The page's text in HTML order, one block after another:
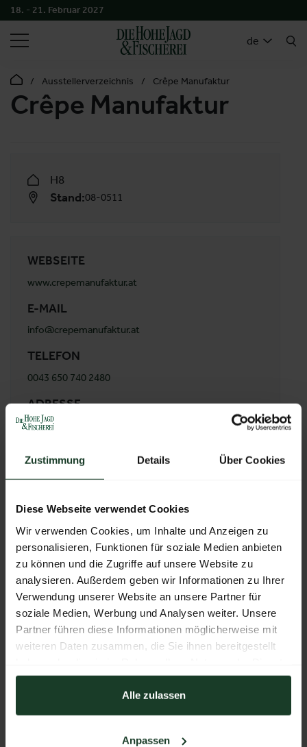
Zustimmung Details Über Cookies
Diese Webseite verwendet Cookies
Wir verwenden Cookies, um Inhalte und Anzeigen zu
personalisieren, Funktionen für soziale Medien anbieten
zu können und die Zugriffe auf unsere Website zu
analysieren. Außerdem geben wir Informationen zu Ihrer
Verwendung unserer Website an unsere Partner für
soziale Medien, Werbung und Analysen weiter. Unsere
Partner führen diese Informationen möglicherweise mit
weiteren Daten zusammen, die Sie ihnen bereitgestellt
gesammelt haben.
Alle zulassen
Anpassen
18. - 21. Februar 2027
de
SUCHEN
Ausstellerverzeichnis Crêpe Manufaktur
Crêpe Manufaktur
H8
Stand:08-0511
WEBSEITE
www.crepemanufaktur.at
E-MAIL
info@crepemanufaktur.at
TELEFON
0043 650 740 2480
ADRESSE
Crêpe Manufaktur
5020 Salzburg
ZUR ÜBERSICHT